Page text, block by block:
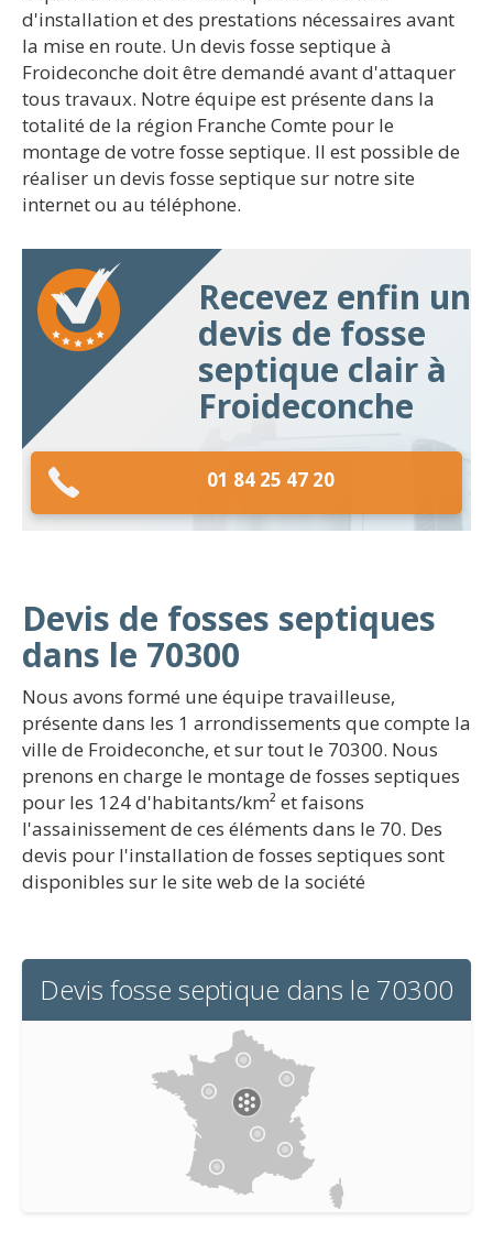
d'installation et des prestations nécessaires avant
la mise en route. Un devis fosse septique à
Froideconche doit être demandé avant d'attaquer
tous travaux. Notre équipe est présente dans la
totalité de la région Franche Comte pour le
montage de votre fosse septique. Il est possible de
réaliser un devis fosse septique sur notre site
internet ou au téléphone.
Recevez enfin un
devis de fosse
septique clair à
Froideconche
01 84 25 47 20
Devis de fosses septiques
dans le 70300
Nous avons formé une équipe travailleuse,
présente dans les 1 arrondissements que compte la
ville de Froideconche, et sur tout le 70300. Nous
prenons en charge le montage de fosses septiques
pour les 124 d'habitants/km² et faisons
l'assainissement de ces éléments dans le 70. Des
devis pour l'installation de fosses septiques sont
disponibles sur le site web de la société
Devis fosse septique dans le 70300